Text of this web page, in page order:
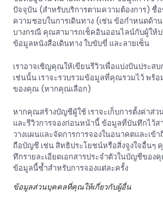
ปัจจุบัน (สำหรับบริการตามความต้องการ) ชื่อ
ความชอบในการเดินทาง (เช่น ข้อกำหนดด้า
บางกรณี คุณสามารถเช็คอินออนไลน์กับผู้ให้บ
ข้อมูลหนังสือเดินทาง ใบขับขี่ และลายเซ็น
เราอาจเชิญคุณให้เขียนรีวิวเพื่อแบ่งปันประ
เช่นนั้น เราจะรวบรวมข้อมูลที่คุณรวมไว้ พร้
ของคุณ (หากคุณเลือก)
หากคุณสร้างบัญชีผู้ใช้ เราจะเก็บการตั้งค่าส่
และรีวิวการจองก่อนหน้านี้ ข้อมูลที่บันทึกไว้
วางแผนและจัดการการจองในอนาคตและเข้
ถือบัญชี เช่น สิทธิประโยชน์หรือสิ่งจูงใจอื่นๆ
ทึกรายละเอียดเอกสารประจำตัวในบัญชีของ
ข้อมูลนี้ซ้ำสำหรับการจองแต่ละครั้ง
ข้อมูลส่วนบุคคลที่คุณให้เกี่ยวกับผู้อื่น